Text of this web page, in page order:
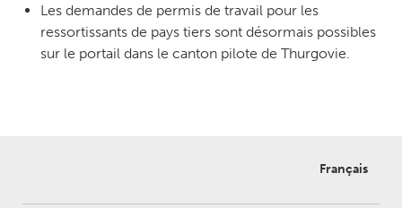
Les demandes de permis de travail pour les
ressortissants de pays tiers sont désormais possibles
sur le portail dans le canton pilote de Thurgovie.
Français